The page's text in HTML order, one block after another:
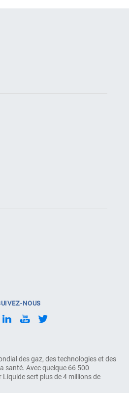
des gaz, des technologies et des
santé. Avec quelque 66 500
sert plus de 4 millions de
NOUS